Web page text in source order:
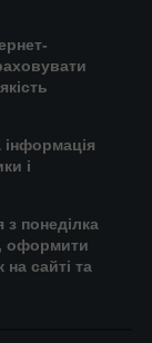
і
понеділка
оформити
сайті та